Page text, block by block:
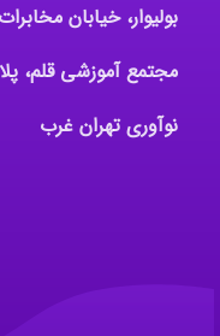
بولیوار، خیابان
نوآوری تهران غرب